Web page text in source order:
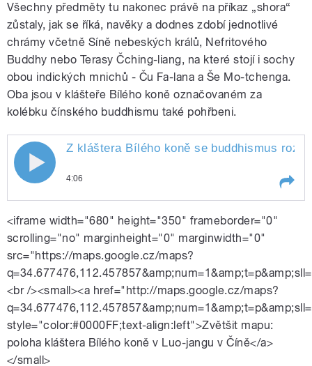
Všechny předměty tu nakonec právě na příkaz „shora“
zůstaly, jak se říká, navěky a dodnes zdobí jednotlivé
chrámy včetně Síně nebeských králů, Nefritového
Buddhy nebo Terasy Čching-liang, na které stojí i sochy
obou indických mnichů - Ču Fa-lana a Še Mo-tchenga.
Oba jsou v klášteře Bílého koně označovaném za
kolébku čínského buddhismu také pohřbeni.
pause
Z kláštera Bílého koně se buddhismus
4:06
rozšířil po celé
Číně
<iframe width="680" height="350" frameborder="0"
scrolling="no" marginheight="0" marginwidth="0"
src="https://maps.google.cz/maps?
<br /><small><a href="http://maps.google.cz/maps?
style="color:#0000FF;text-align:left">Zvětšit mapu:
poloha kláštera Bílého koně v Luo-jangu v Číně</a>
</small>